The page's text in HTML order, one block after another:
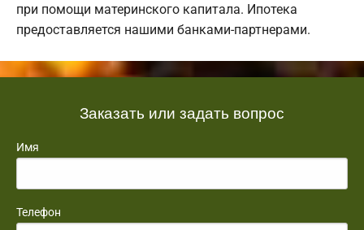
при помощи материнского капитала. Ипотека
предоставляется нашими банками-партнерами.
Заказать или задать вопрос
Имя
Телефон